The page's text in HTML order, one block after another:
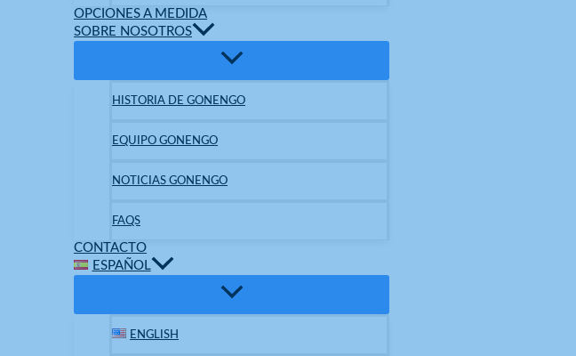
OPCIONES A MEDIDA
SOBRE NOSOTROS
HISTORIA DE GONENGO
EQUIPO GONENGO
NOTICIAS GONENGO
FAQS
CONTACTO
ESPAÑOL
ENGLISH